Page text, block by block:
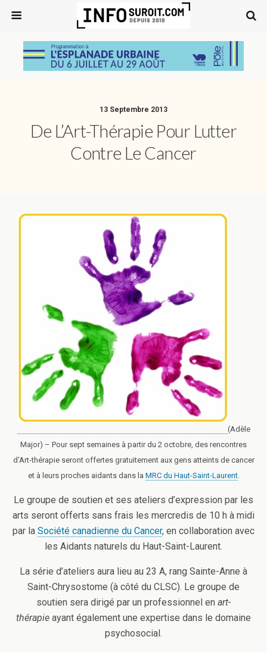
13 Septembre 2013
De L’Art-Thérapie Pour Lutter
Contre Le Cancer
(Adèle
Major) – Pour sept semaines à partir du 2 octobre, des rencontres
d’Art-thérapie seront offertes gratuitement aux gens atteints de cancer
et à leurs proches aidants dans la MRC du Haut-Saint-Laurent.
Le groupe de soutien et ses ateliers d’expression par les
arts seront offerts sans frais les mercredis de 10 h à midi
par la Société canadienne du Cancer, en collaboration avec
les Aidants naturels du Haut-Saint-Laurent.
La série d’ateliers aura lieu au 23 A, rang Sainte-Anne à
Saint-Chrysostome (à côté du CLSC). Le groupe de
soutien sera dirigé par un professionnel en art-
thérapie ayant également une expertise dans le domaine
psychosocial.